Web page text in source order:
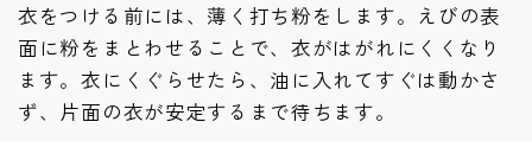
衣をつける前には、薄く打ち粉をします。えびの表
面に粉をまとわせることで、衣がはがれにくくなり
ます。衣にくぐらせたら、油に入れてすぐは動かさ
ず、片面の衣が安定するまで待ちます。